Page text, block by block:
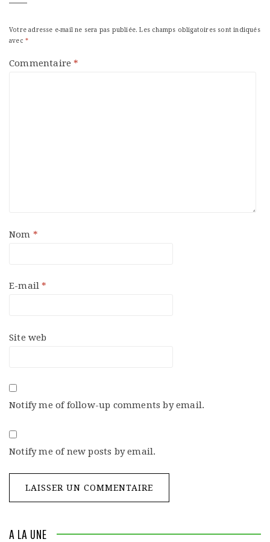
Votre adresse e-mail ne sera pas publiée. Les champs obligatoires sont indiqués
avec *
Commentaire *
Nom *
E-mail *
Site web
Notify me of follow-up comments by email.
Notify me of new posts by email.
A LA UNE